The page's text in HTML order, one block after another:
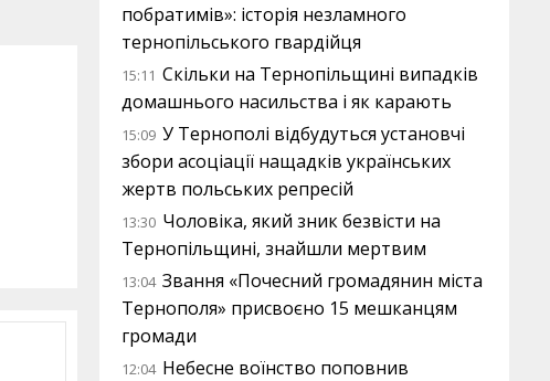
побратимів»: історія незламного
тернопільського гвардійця
15:11 Скільки на Тернопільщині випадків
домашнього насильства і як карають
15:09 У Тернополі відбудуться установчі
збори асоціації нащадків українських
жертв польських репресій
13:30 Чоловіка, який зник безвісти на
Тернопільщині, знайшли мертвим
13:04 Звання «Почесний громадянин міста
Тернополя» присвоєно 15 мешканцям
громади
12:04 Небесне воїнство поповнив